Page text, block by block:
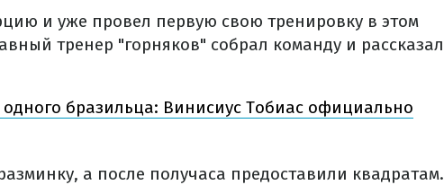
и уже провел первую свою тренировку в этом
тренер "горняков" собрал команду и рассказал
бразильца: Винисиус Тобиас официально
а после получаса предоставили квадратам.